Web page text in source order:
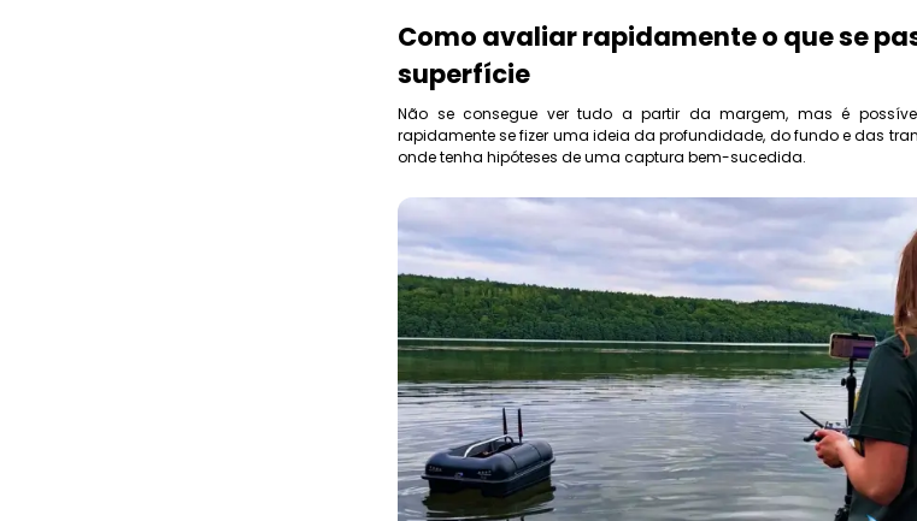
Como avaliar rapidamente o que se
superfície
Não se consegue ver tudo a partir da margem, mas é
rapidamente se fizer uma ideia da profundidade, do fundo e das
onde tenha hipóteses de uma captura bem-sucedida.